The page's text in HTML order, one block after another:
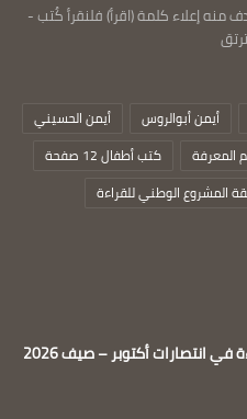
إعلاء كلمة (اقرأ) فلنقرأ كُتب -
أيمن أبوالروس
أيمن الحسيني
المعرفة
كتب أطفال 12 صفحة
المشروع الوطني للقراءة
انتصارات أكتوبر – صيف 2026